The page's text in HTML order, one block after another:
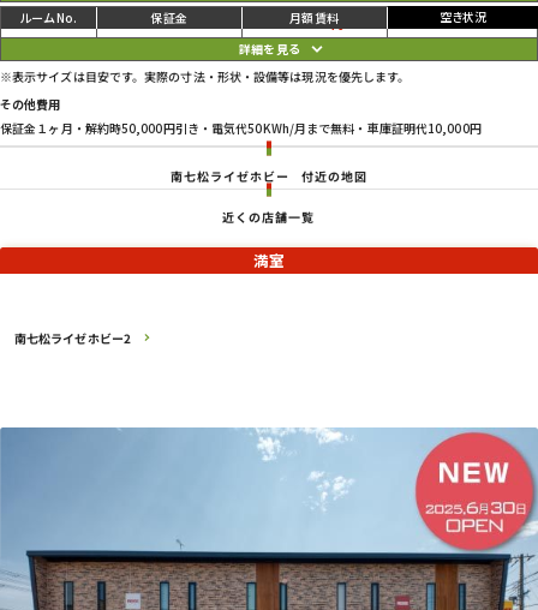
05 143,000円 148,500円 ご利用中
※表示サイズは目安です。実際の寸法・形状・設備等は現況を優先します。
その他費用
保証金１ヶ月・解約時50,000円引き・電気代50KWh/月まで無料・車庫証明代10,000円
南七松ライゼホビー 付近の地図
近くの店舗一覧
南七松ライゼホビー2
満室